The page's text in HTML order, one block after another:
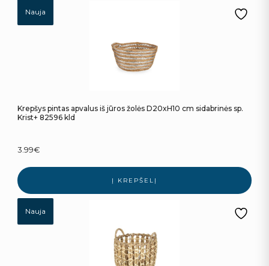
Nauja
Krepšys pintas apvalus iš jūros žolės D20xH10 cm sidabrinės sp.
Krist+ 82596 kld
3.99€
Į KREPŠELĮ
Nauja